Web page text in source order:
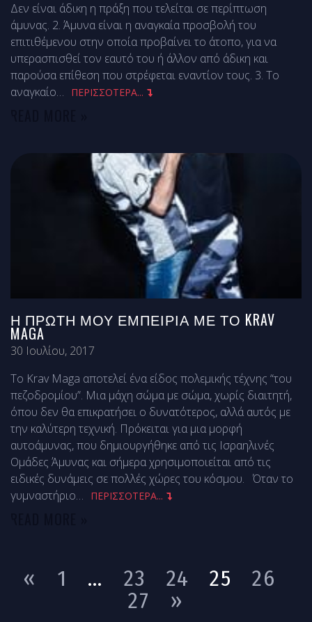
Δεν είναι άδικη η πράξη που τελείται σε περίπτωση
άμυνας. 2. Άμυνα είναι η αναγκαία προσβολή του
επιτιθέμενου στην οποία προβαίνει το άτοπο, για να
υπερασπισθεί τον εαυτό του ή άλλον από άδικη και
παρούσα επίθεση που στρέφεται εναντίον τους. 3. Το
αναγκαίο… ΠΕΡΙΣΣΟΤΕΡΑ...
Η ΠΡΏΤΗ ΜΟΥ ΕΜΠΕΙΡΊΑ ΜΕ ΤΟ KRAV
MAGA
30 Ιουλίου, 2017
Το Krav Maga αποτελεί ένα είδος πολεμικής τέχνης “του
πεζοδρομίου”. Μια μάχη σώμα με σώμα, χωρίς διαιτητή,
όπου δεν θα επικρατήσει ο δυνατότερος, αλλά αυτός με
την καλύτερη τεχνική. Πρόκειται για μια μορφή
αυτοάμυνας, που δημιουργήθηκε από τις Ισραηλινές
Ομάδες Άμυνας και σήμερα χρησιμοποιείται από τις
ειδικές δυνάμεις σε πολλές χώρες του κόσμου. Όταν το
γυμναστήριο… ΠΕΡΙΣΣΟΤΕΡΑ...
« 1 … 23 24 25
26
27
»